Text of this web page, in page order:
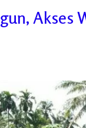
Akses